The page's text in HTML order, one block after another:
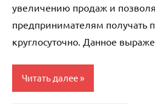
увеличению продаж и
предпринимателям получать
круглосуточно. Данное
Читать далее